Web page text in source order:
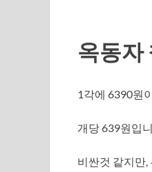
옥동자
1각에 6390원
개당 639원입
비싼것 같지만